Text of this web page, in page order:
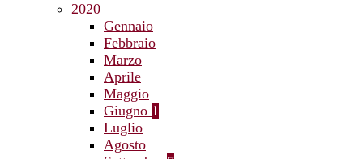
2020
Gennaio
Febbraio
Marzo
Aprile
Maggio
Giugno 1
Luglio
Agosto